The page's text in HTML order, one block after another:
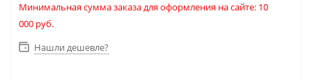
Минимальная сумма заказа для оформления на сайте: 10
000 руб.
Нашли дешевле?